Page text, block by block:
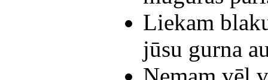
Liekam
jūsu gurna